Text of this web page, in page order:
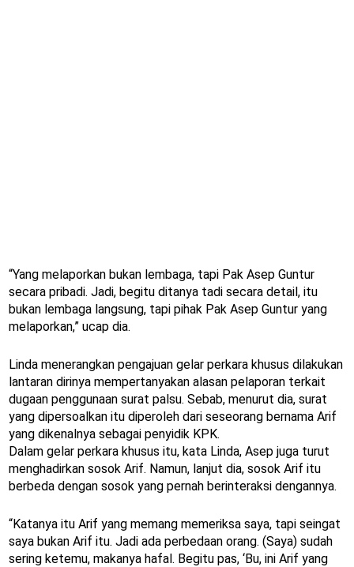
“Yang melaporkan bukan lembaga, tapi Pak Asep Guntur
secara pribadi. Jadi, begitu ditanya tadi secara detail, itu
bukan lembaga langsung, tapi pihak Pak Asep Guntur yang
melaporkan,” ucap dia.
Linda menerangkan pengajuan gelar perkara khusus dilakukan
lantaran dirinya mempertanyakan alasan pelaporan terkait
dugaan penggunaan surat palsu. Sebab, menurut dia, surat
yang dipersoalkan itu diperoleh dari seseorang bernama Arif
yang dikenalnya sebagai penyidik KPK.
Dalam gelar perkara khusus itu, kata Linda, Asep juga turut
menghadirkan sosok Arif. Namun, lanjut dia, sosok Arif itu
berbeda dengan sosok yang pernah berinteraksi dengannya.
“Katanya itu Arif yang memang memeriksa saya, tapi seingat
saya bukan Arif itu. Jadi ada perbedaan orang. (Saya) sudah
sering ketemu, makanya hafal. Begitu pas, ‘Bu, ini Arif yang